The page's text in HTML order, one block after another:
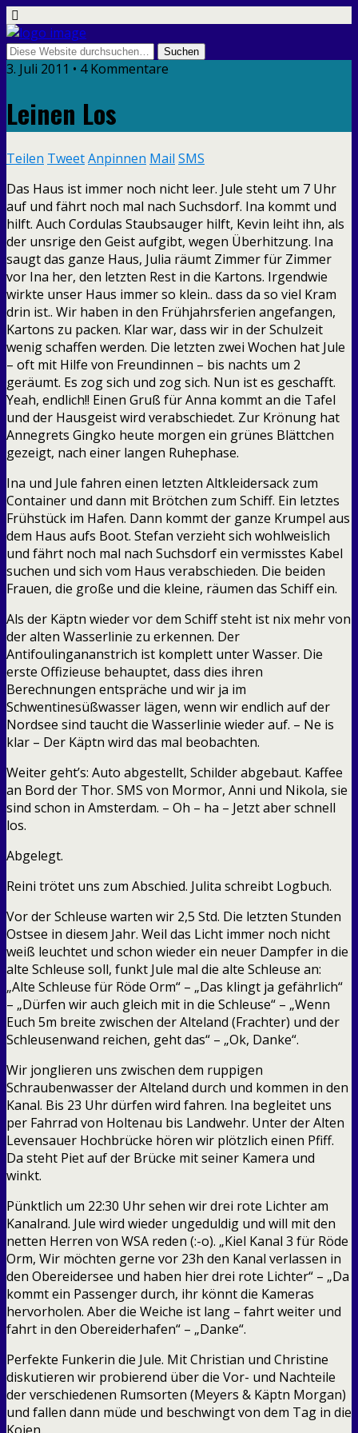
3. Juli 2011 • 4 Kommentare
Leinen Los
Teilen TweetAnpinnen Mail SMS
Das Haus ist immer noch nicht leer. Jule steht um 7 Uhr
auf und fährt noch mal nach Suchsdorf. Ina kommt und
hilft. Auch Cordulas Staubsauger hilft, Kevin leiht ihn, als
der unsrige den Geist aufgibt, wegen Überhitzung. Ina
saugt das ganze Haus, Julia räumt Zimmer für Zimmer
vor Ina her, den letzten Rest in die Kartons. Irgendwie
wirkte unser Haus immer so klein.. dass da so viel Kram
drin ist.. Wir haben in den Frühjahrsferien angefangen,
Kartons zu packen. Klar war, dass wir in der Schulzeit
wenig schaffen werden. Die letzten zwei Wochen hat Jule
– oft mit Hilfe von Freundinnen – bis nachts um 2
geräumt. Es zog sich und zog sich. Nun ist es geschafft.
Yeah, endlich!! Einen Gruß für Anna kommt an die Tafel
und der Hausgeist wird verabschiedet. Zur Krönung hat
Annegrets Gingko heute morgen ein grünes Blättchen
gezeigt, nach einer langen Ruhephase.
Ina und Jule fahren einen letzten Altkleidersack zum
Container und dann mit Brötchen zum Schiff. Ein letztes
Frühstück im Hafen. Dann kommt der ganze Krumpel aus
dem Haus aufs Boot. Stefan verzieht sich wohlweislich
und fährt noch mal nach Suchsdorf ein vermisstes Kabel
suchen und sich vom Haus verabschieden. Die beiden
Frauen, die große und die kleine, räumen das Schiff ein.
Als der Käptn wieder vor dem Schiff steht ist nix mehr von
der alten Wasserlinie zu erkennen. Der
Antifoulingananstrich ist komplett unter Wasser. Die
erste Offizieuse behauptet, dass dies ihren
Berechnungen entspräche und wir ja im
Schwentinesüßwasser lägen, wenn wir endlich auf der
Nordsee sind taucht die Wasserlinie wieder auf. – Ne is
klar – Der Käptn wird das mal beobachten.
Weiter geht’s: Auto abgestellt, Schilder abgebaut. Kaffee
an Bord der Thor. SMS von Mormor, Anni und Nikola, sie
sind schon in Amsterdam. – Oh – ha – Jetzt aber schnell
los.
Abgelegt.
Reini trötet uns zum Abschied. Julita schreibt Logbuch.
Vor der Schleuse warten wir 2,5 Std. Die letzten Stunden
Ostsee in diesem Jahr. Weil das Licht immer noch nicht
weiß leuchtet und schon wieder ein neuer Dampfer in die
alte Schleuse soll, funkt Jule mal die alte Schleuse an:
„Alte Schleuse für Röde Orm“ – „Das klingt ja gefährlich“
– „Dürfen wir auch gleich mit in die Schleuse“ – „Wenn
Euch 5m breite zwischen der Alteland (Frachter) und der
Schleusenwand reichen, geht das“ – „Ok, Danke“.
Wir jonglieren uns zwischen dem ruppigen
Schraubenwasser der Alteland durch und kommen in den
Kanal. Bis 23 Uhr dürfen wird fahren. Ina begleitet uns
per Fahrrad von Holtenau bis Landwehr. Unter der Alten
Levensauer Hochbrücke hören wir plötzlich einen Pfiff.
Da steht Piet auf der Brücke mit seiner Kamera und
winkt.
Pünktlich um 22:30 Uhr sehen wir drei rote Lichter am
Kanalrand. Jule wird wieder ungeduldig und will mit den
netten Herren von WSA reden (:-o). „Kiel Kanal 3 für Röde
Orm, Wir möchten gerne vor 23h den Kanal verlassen in
den Obereidersee und haben hier drei rote Lichter“ – „Da
kommt ein Passenger durch, ihr könnt die Kameras
hervorholen. Aber die Weiche ist lang – fahrt weiter und
fahrt in den Obereiderhafen“ – „Danke“.
Perfekte Funkerin die Jule. Mit Christian und Christine
diskutieren wir probierend über die Vor- und Nachteile
der verschiedenen Rumsorten (Meyers & Käptn Morgan)
und fallen dann müde und beschwingt von dem Tag in die